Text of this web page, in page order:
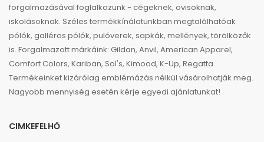
forgalmazásával foglalkozunk - cégeknek, ovisoknak,
iskolásoknak. Széles termékkínálatunkban megtalálhatóak
pólók, galléros pólók, pulóverek, sapkák, mellények, törölközők
is. Forgalmazott márkáink: Gildan, Anvil, American Apparel,
Comfort Colors, Kariban, Sol's, Kimood, K-Up, Regatta.
Termékeinket kizárólag emblémázás nélkül vásárolhatják meg.
Nagyobb mennyiség esetén kérje egyedi ajánlatunkat!
CIMKEFELHŐ